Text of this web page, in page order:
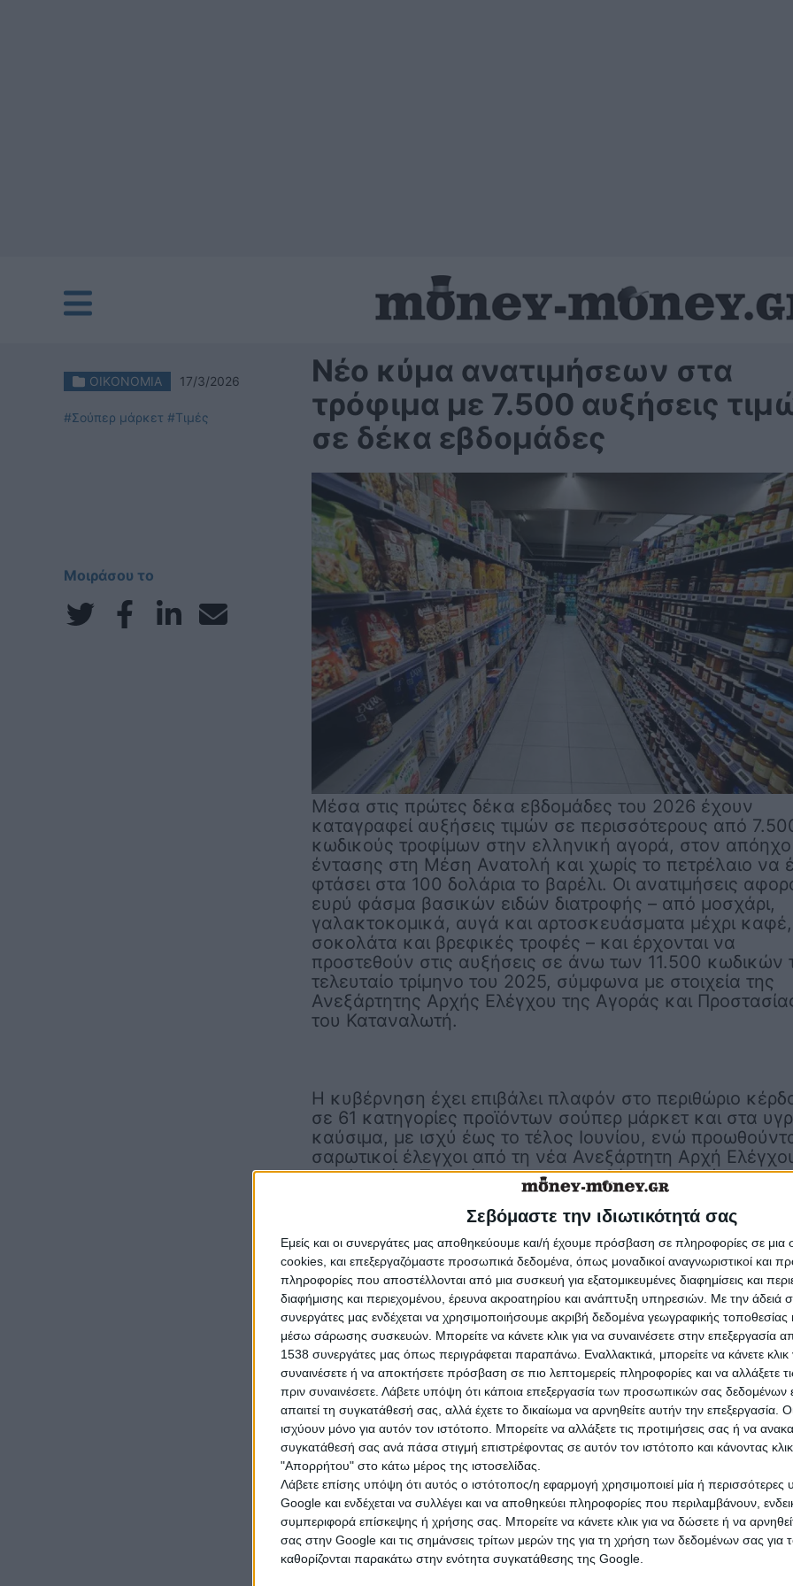
Σεβόμαστε την ιδιωτικότητά σας
Εμείς και οι συνεργάτες μας αποθηκεύουμε και/ή έχουμε πρόσβαση σε πληροφορίες σε
cookies, και επεξεργαζόμαστε προσωπικά δεδομένα, όπως μοναδικοί αναγνωριστικοί και
πληροφορίες που αποστέλλονται από μια συσκευή για εξατομικευμένες διαφημίσεις και
διαφήμισης και περιεχομένου, έρευνα ακροατηρίου και ανάπτυξη υπηρεσιών. Με την άδειά
συνεργάτες μας ενδέχεται να χρησιμοποιήσουμε ακριβή δεδομένα γεωγραφικής τοποθεσίας
μέσω σάρωσης συσκευών. Μπορείτε να κάνετε κλικ για να συναινέσετε στην επεξεργασία
1538 συνεργάτες μας όπως περιγράφεται παραπάνω. Εναλλακτικά, μπορείτε να κάνετε κλικ
συναινέσετε ή να αποκτήσετε πρόσβαση σε πιο λεπτομερείς πληροφορίες και να αλλάξετε
πριν συναινέσετε. Λάβετε υπόψη ότι κάποια επεξεργασία των προσωπικών σας δεδομένων
απαιτεί τη συγκατάθεσή σας, αλλά έχετε το δικαίωμα να αρνηθείτε αυτήν την επεξεργασία.
ισχύουν μόνο για αυτόν τον ιστότοπο. Μπορείτε να αλλάξετε τις προτιμήσεις σας ή να
συγκατάθεσή σας ανά πάσα στιγμή επιστρέφοντας σε αυτόν τον ιστότοπο και κάνοντας
"Απορρήτου" στο κάτω μέρος της ιστοσελίδας.
Λάβετε επίσης υπόψη ότι αυτός ο ιστότοπος/η εφαρμογή χρησιμοποιεί μία ή περισσότερες
Google και ενδέχεται να συλλέγει και να αποθηκεύει πληροφορίες που περιλαμβάνουν,
συμπεριφορά επίσκεψης ή χρήσης σας. Μπορείτε να κάνετε κλικ για να δώσετε ή να
σας στην Google και τις σημάνσεις τρίτων μερών της για τη χρήση των δεδομένων σας
καθορίζονται παρακάτω στην ενότητα συγκατάθεσης της Google.
ΟΙΚΟΝΟΜΙΑ 17/3/2026
#Σούπερ μάρκετ #Τιμές
Μοιράσου το
Νέο κύμα ανατιμήσεων στα
τρόφιμα με 7.500 αυξήσεις
σε δέκα εβδομάδες
Μέσα στις πρώτες δέκα εβδομάδες του 2026 έχουν
καταγραφεί αυξήσεις τιμών σε περισσότερους από
κωδικούς τροφίμων στην ελληνική αγορά, στον
έντασης στη Μέση Ανατολή και χωρίς το πετρέλαιο να
φτάσει στα 100 δολάρια το βαρέλι. Οι ανατιμήσεις
ευρύ φάσμα βασικών ειδών διατροφής – από μοσχάρι,
γαλακτοκομικά, αυγά και αρτοσκευάσματα μέχρι καφέ,
σοκολάτα και βρεφικές τροφές – και έρχονται να
προστεθούν στις αυξήσεις σε άνω των 11.500 κωδικών
τελευταίο τρίμηνο του 2025, σύμφωνα με στοιχεία της
Ανεξάρτητης Αρχής Ελέγχου της Αγοράς και
του Καταναλωτή.
Η κυβέρνηση έχει επιβάλει πλαφόν στο περιθώριο
σε 61 κατηγορίες προϊόντων σούπερ μάρκετ και στα
καύσιμα, με ισχύ έως το τέλος Ιουνίου, ενώ
σαρωτικοί έλεγχοι από τη νέα Ανεξάρτητη Αρχή
της Αγοράς. Τα πρόστιμα για παραβάσεις κυμαίνονται
5.000 έως 5.000.000 ευρώ, διπλασιάζονται σε
υποτροπής και συνοδεύονται από δημοσιοποίηση
επωνυμιών, ενώ προβλέπεται πρόστιμο έως 50.000
για απόκρυψη ή παραποίηση στοιχείων.
Ο πληθωρισμός στα τρόφιμα έφτασε τον Φεβρουάριο
5,2%, συνεχίζοντας ανοδική πορεία από τον Οκτώβριο,
μια συγκυρία όπου τα τρόφιμα αντιστοιχούν περίπου
21% των συνολικών δαπανών των νοικοκυριών.
με τα στοιχεία της ΕΛΣΤΑΤ, οι μεγαλύτερες ετήσιες
αυξήσεις καταγράφονται στο μοσχαρίσιο κρέας (25,6%),
σοκολάτες (16,7%), τον καφέ (15%) και τα φρούτα
ενώ σημαντικές ανατιμήσεις παρατηρούνται σε
και φυτικά λίπη, λαχανικά, πουλερικά και ψάρια.
Η ανάλυση των 7.500 κωδικών δείχνει ότι το μοσχάρι